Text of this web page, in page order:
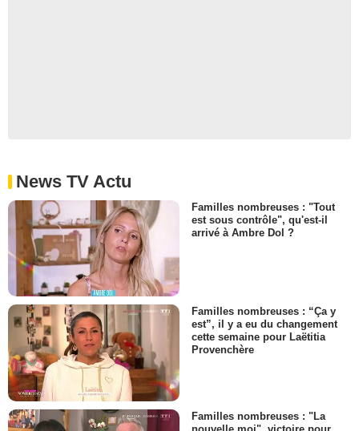
News TV Actu
Familles nombreuses : "Tout
est sous contrôle", qu'est-il
arrivé à Ambre Dol ?
Familles nombreuses : “Ça y
est”, il y a eu du changement
cette semaine pour Laëtitia
Provenchère
Familles nombreuses : "La